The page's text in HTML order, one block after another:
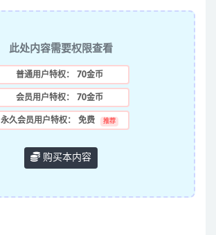
此处内容需要权限查看
普通用户特权： 70金币
会员用户特权： 70金币
永久会员用户特权： 免费 推荐
购买本内容